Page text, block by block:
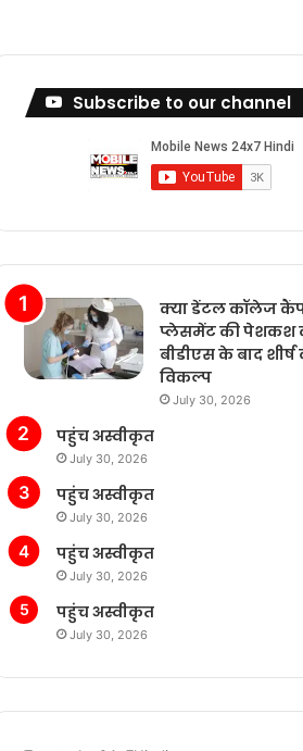
Subscribe to our channel
क्या डेंटल कॉलेज
प्लेसमेंट की पेशकश
बीडीएस के बाद
विकल्प
July 30, 2026
पहुंच अस्वीकृत
July 30, 2026
पहुंच अस्वीकृत
July 30, 2026
पहुंच अस्वीकृत
July 30, 2026
पहुंच अस्वीकृत
July 30, 2026